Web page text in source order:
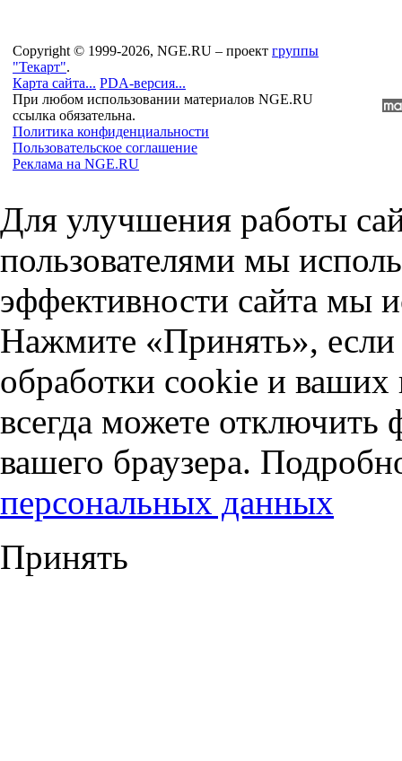
Copyright © 1999-2026, NGE.RU – проект группы
"Текарт".
Карта сайта... PDA-версия...
При любом использовании материалов NGE.RU
ссылка обязательна.
Политика конфиденциальности
Пользовательское соглашение
Реклама на NGE.RU
Для улучшения работы
пользователями мы
эффективности сайта мы
Нажмите «Принять», если
обработки cookie и
всегда можете отключить
вашего браузера.
персональных данных
Принять